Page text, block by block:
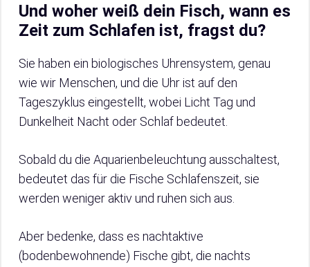
Und woher weiß dein Fisch, wann es
Zeit zum Schlafen ist, fragst du?
Sie haben ein biologisches Uhrensystem, genau
wie wir Menschen, und die Uhr ist auf den
Tageszyklus eingestellt, wobei Licht Tag und
Dunkelheit Nacht oder Schlaf bedeutet.
Sobald du die Aquarienbeleuchtung ausschaltest,
bedeutet das für die Fische Schlafenszeit, sie
werden weniger aktiv und ruhen sich aus.
Aber bedenke, dass es nachtaktive
(bodenbewohnende) Fische gibt, die nachts